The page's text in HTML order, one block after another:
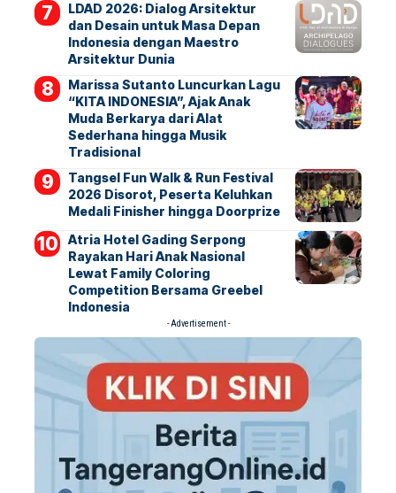
LDAD 2026: Dialog Arsitektur
dan Desain untuk Masa Depan
Indonesia dengan Maestro
Arsitektur Dunia
Marissa Sutanto Luncurkan Lagu
“KITA INDONESIA”, Ajak Anak
Muda Berkarya dari Alat
Sederhana hingga Musik
Tradisional
Tangsel Fun Walk & Run Festival
2026 Disorot, Peserta Keluhkan
Medali Finisher hingga Doorprize
Atria Hotel Gading Serpong
Rayakan Hari Anak Nasional
Lewat Family Coloring
Competition Bersama Greebel
Indonesia
- Advertisement -